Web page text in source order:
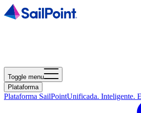
Toggle menu
Plataforma
Plataforma SailPointUnificada. Inteligente.